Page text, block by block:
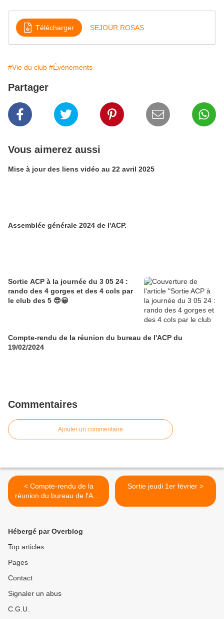
Télécharger SEJOUR ROSAS
#Vie du club #Évènements
Partager
Vous aimerez aussi
Mise à jour des liens vidéo au 22 avril 2025
Assemblée générale 2024 de l'ACP.
Sortie ACP à la journée du 3 05 24 :
rando des 4 gorges et des 4 cols par
le club des 5 😎😀
Compte-rendu de la réunion du bureau de l'ACP du
19/02/2024
Commentaires
Ajouter un commentaire
< Compte-rendu de la
réunion du bureau de l'ACP
du 22/01/2024
Sortie jeudi 1er février >
Hébergé par Overblog
Top articles
Pages
Contact
Signaler un abus
C.G.U.